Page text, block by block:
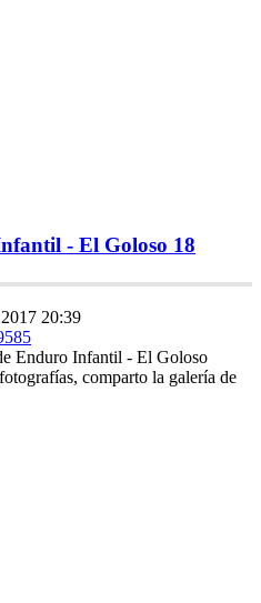
- El Goloso 18
20:39
Enduro Infantil - El Goloso
comparto la galería de